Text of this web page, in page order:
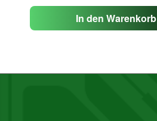
In den Warenkorb